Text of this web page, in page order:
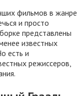
фильмов в жанре
и просто
представлены
известных
есть и
режиссеров,